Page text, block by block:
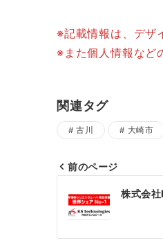
※記載情報は、デザ
※また個人情報など
関連タグ
古川 大崎市
稿
前のページ
株式会